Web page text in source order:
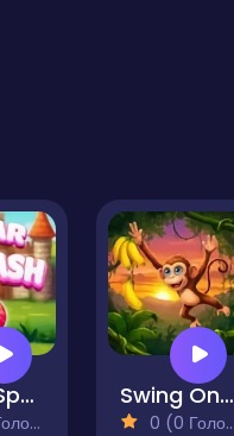
Sugar Spalash Swing On Moo
0 (0 Голосів)